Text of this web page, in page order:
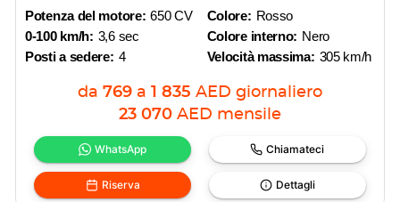
Potenza del motore: 650 CV
0-100 km/h: 3,6 sec
Posti a sedere: 4
Colore: Rosso
Colore interno: Nero
Velocità massima: 305 km/h
da 769 a 1 835 AED giornaliero
23 070 AED mensile
WhatsApp Chiamateci
Riserva Dettagli